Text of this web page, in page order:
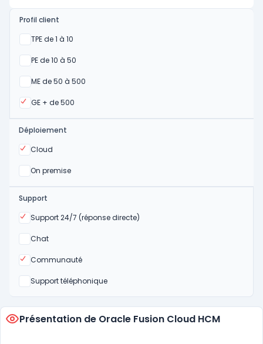
Profil client
TPE de 1 à 10
Oui
PE de 10 à 50
Oui
ME de 50 à 500
Oui
GE + de 500
Oui
Déploiement
Cloud
Oui
On premise
Oui
Support
Support 24/7 (réponse directe)
Oui
Chat
Non
Communauté
Oui
Support téléphonique
Non
Présentation de Oracle Fusion Cloud HCM